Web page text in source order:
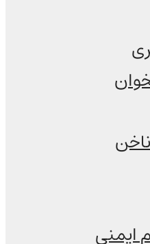
ایمنی